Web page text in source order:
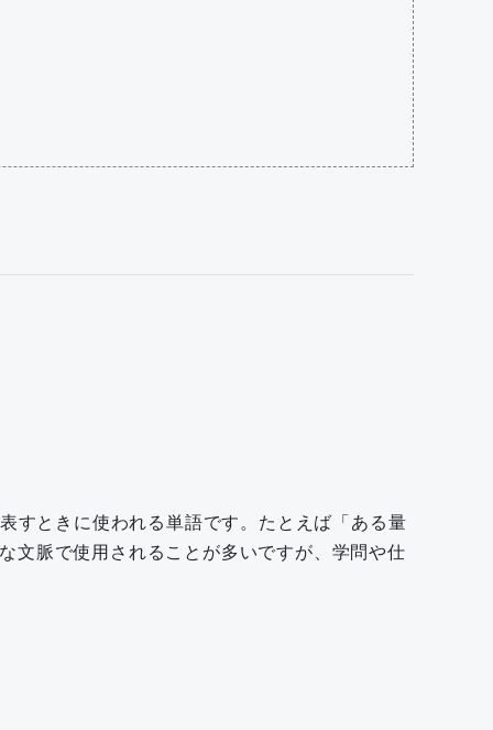
すときに使われる単語です。たとえば「ある量
文脈で使用されることが多いですが、学問や仕